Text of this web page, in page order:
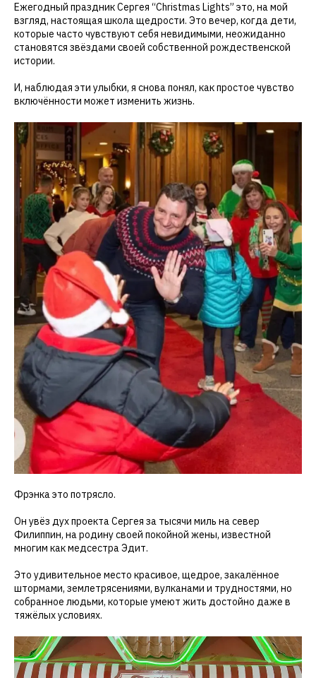
Ежегодный праздник Сергея “Christmas Lights” это, на мой
взгляд, настоящая школа щедрости. Это вечер, когда дети,
которые часто чувствуют себя невидимыми, неожиданно
становятся звёздами своей собственной рождественской
истории.
И, наблюдая эти улыбки, я снова понял, как простое чувство
включённости может изменить жизнь.
Фрэнка это потрясло.
Он увёз дух проекта Сергея за тысячи миль на север
Филиппин, на родину своей покойной жены, известной
многим как медсестра Эдит.
Это удивительное место красивое, щедрое, закалённое
штормами, землетрясениями, вулканами и трудностями, но
собранное людьми, которые умеют жить достойно даже в
тяжёлых условиях.